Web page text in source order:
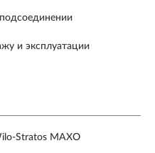
и эксплуатации
Stratos MAXO